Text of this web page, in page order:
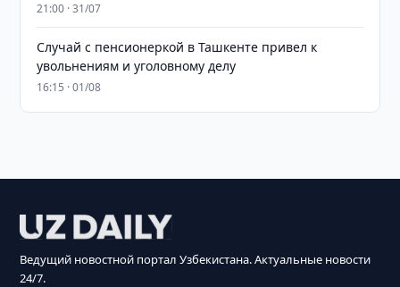
21:00 · 31/07
Случай с пенсионеркой в Ташкенте привел к
увольнениям и уголовному делу
16:15 · 01/08
Ведущий новостной портал Узбекистана. Актуальные новости
24/7.